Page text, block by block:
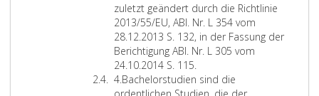
zuletzt geändert durch die Richtlinie
2013/55/EU, ABl. Nr. L 354 vom
28.12.2013 S. 132, in der Fassung der
Berichtigung ABl. Nr. L 305 vom
24.10.2014 S. 115.
p
4.Z
i
Bachelorstudien sind die